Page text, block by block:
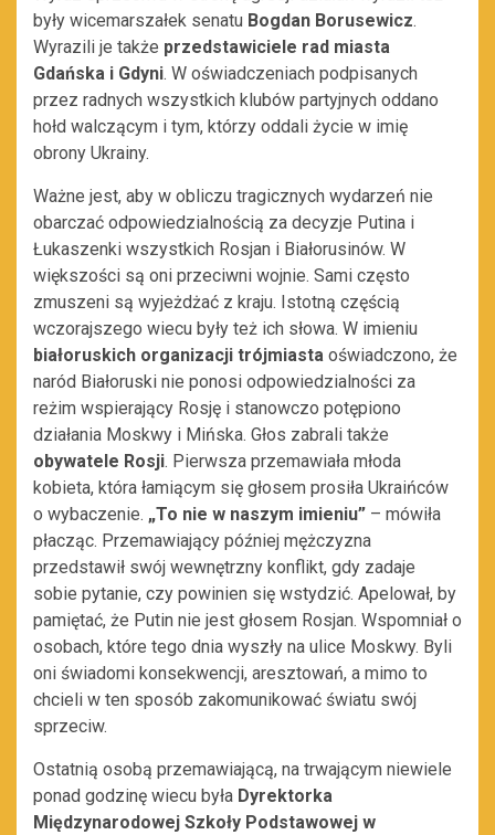
były wicemarszałek senatu Bogdan Borusewicz.
Wyrazili je także przedstawiciele rad miasta
Gdańska i Gdyni. W oświadczeniach podpisanych
przez radnych wszystkich klubów partyjnych oddano
hołd walczącym i tym, którzy oddali życie w imię
obrony Ukrainy.
Ważne jest, aby w obliczu tragicznych wydarzeń nie
obarczać odpowiedzialnością za decyzje Putina i
Łukaszenki wszystkich Rosjan i Białorusinów. W
większości są oni przeciwni wojnie. Sami często
zmuszeni są wyjeżdżać z kraju. Istotną częścią
wczorajszego wiecu były też ich słowa. W imieniu
białoruskich organizacji trójmiasta oświadczono, że
naród Białoruski nie ponosi odpowiedzialności za
reżim wspierający Rosję i stanowczo potępiono
działania Moskwy i Mińska. Głos zabrali także
obywatele Rosji. Pierwsza przemawiała młoda
kobieta, która łamiącym się głosem prosiła Ukraińców
o wybaczenie. „To nie w naszym imieniu” – mówiła
płacząc. Przemawiający później mężczyzna
przedstawił swój wewnętrzny konflikt, gdy zadaje
sobie pytanie, czy powinien się wstydzić. Apelował, by
pamiętać, że Putin nie jest głosem Rosjan. Wspomniał o
osobach, które tego dnia wyszły na ulice Moskwy. Byli
oni świadomi konsekwencji, aresztowań, a mimo to
chcieli w ten sposób zakomunikować światu swój
sprzeciw.
Ostatnią osobą przemawiającą, na trwającym niewiele
ponad godzinę wiecu była Dyrektorka
Międzynarodowej Szkoły Podstawowej w